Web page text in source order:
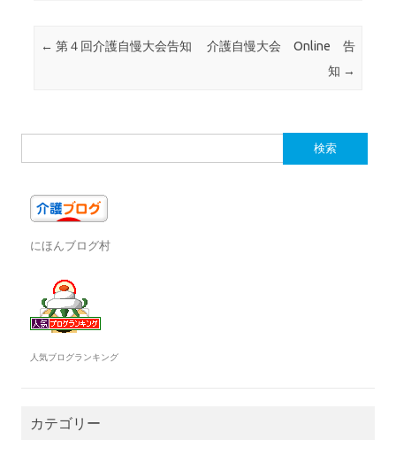
o
r
a
投稿ナビゲーション
← 第４回介護自慢大会告知
介護自慢大会 Online 告
知 →
索:
にほんブログ村
人気ブログランキング
カテゴリー